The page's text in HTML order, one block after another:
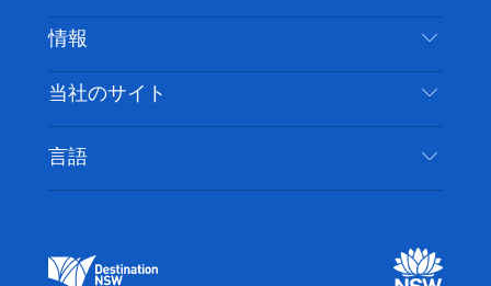
ブ
ッ
ク
ー
ー
グ
ム
ト
ク
ス
ト
免責事項
クッキーに関する通知
目的地
やるべきこと
イベント
宿泊施設
情報
旅行情報
アクセシブルシドニー
ビジネスを登録する
当社のサイト
言語